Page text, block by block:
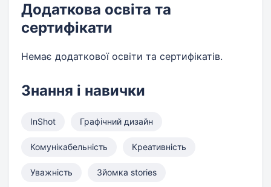
Додаткова освіта та
сертифікати
Немає додаткової освіти та сертифікатів.
Знання і навички
InShot Графічний дизайн
Комунікабельність Креативність
Уважність Зйомка stories